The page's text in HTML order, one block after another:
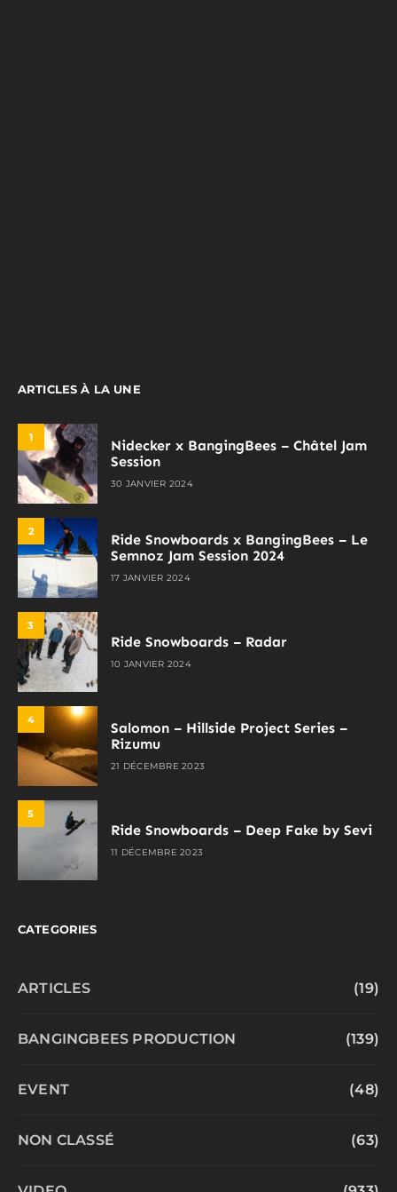
ARTICLES À LA UNE
1
Nidecker x BangingBees – Châtel Jam
Session
30 JANVIER 2024
2
Ride Snowboards x BangingBees – Le
Semnoz Jam Session 2024
17 JANVIER 2024
3
Ride Snowboards – Radar
10 JANVIER 2024
4
Salomon – Hillside Project Series –
Rizumu
21 DÉCEMBRE 2023
5
Ride Snowboards – Deep Fake by Sevi
11 DÉCEMBRE 2023
CATEGORIES
ARTICLES (19)
BANGINGBEES PRODUCTION (139)
EVENT (48)
NON CLASSÉ (63)